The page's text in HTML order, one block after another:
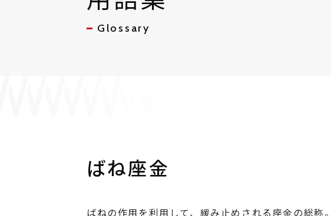
Glossary
ばね座金
ばねの作用を利用して、緩み止めされる座金の総